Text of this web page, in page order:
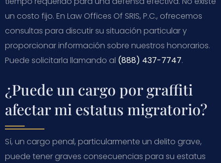
un costo fijo. En Law Offices Of SRIS, P.C., ofrecemos
consultas para discutir su situación particular y
proporcionar información sobre nuestros honorarios.
Puede solicitarla llamando al (888) 437-7747.
¿Puede un cargo por graffiti
afectar mi estatus migratorio?
Sí, un cargo penal, particularmente un delito grave,
puede tener graves consecuencias para su estatus